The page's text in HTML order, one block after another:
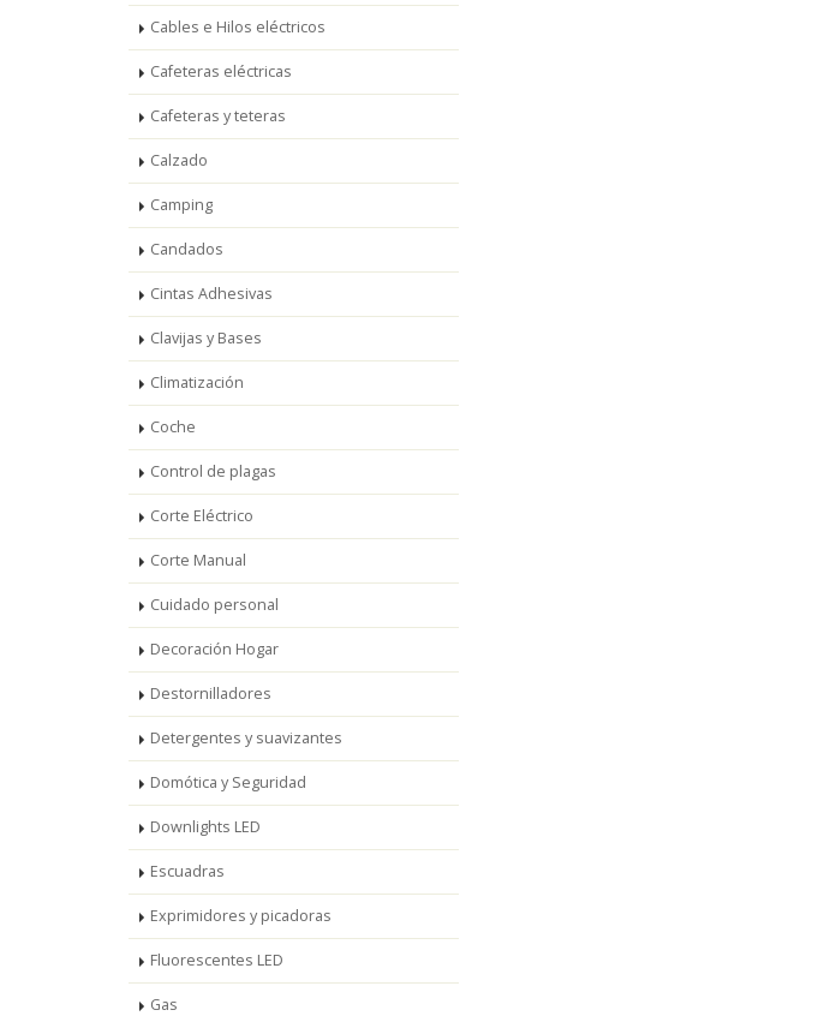
Cables e Hilos eléctricos
Cafeteras eléctricas
Cafeteras y teteras
Calzado
Camping
Candados
Cintas Adhesivas
Clavijas y Bases
Climatización
Coche
Control de plagas
Corte Eléctrico
Corte Manual
Cuidado personal
Decoración Hogar
Destornilladores
Detergentes y suavizantes
Domótica y Seguridad
Downlights LED
Escuadras
Exprimidores y picadoras
Fluorescentes LED
Gas